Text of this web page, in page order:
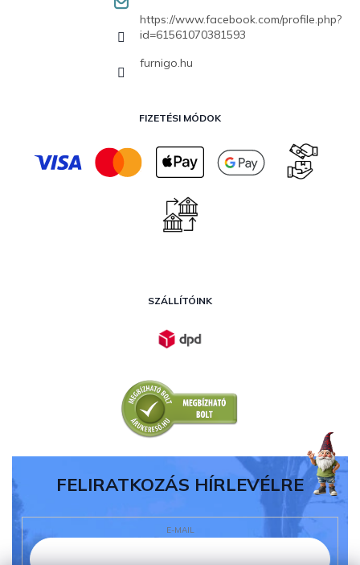
https://www.facebook.com/profile.php?
id=61561070381593
furnigo.hu
FIZETÉSI MÓDOK
SZÁLLÍTÓINK
FELIRATKOZÁS HÍRLEVÉLRE
E-MAIL